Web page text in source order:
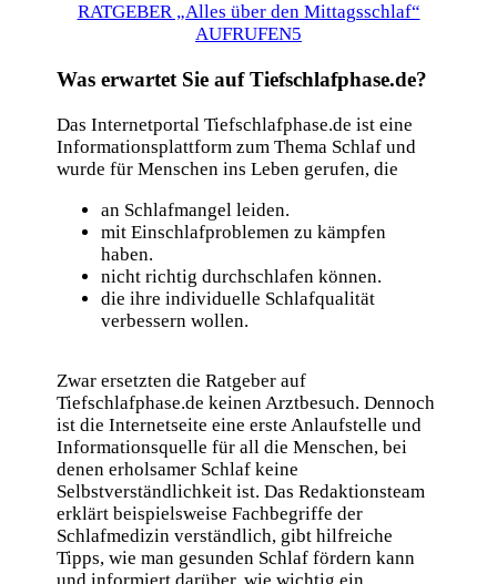
RATGEBER „Alles über den Mittagsschlaf“
AUFRUFEN
Was erwartet Sie auf Tiefschlafphase.de?
Das Internetportal Tiefschlafphase.de ist eine
Informationsplattform zum Thema Schlaf und
wurde für Menschen ins Leben gerufen, die
an Schlafmangel leiden.
mit Einschlafproblemen zu kämpfen
haben.
nicht richtig durchschlafen können.
die ihre individuelle Schlafqualität
verbessern wollen.
Zwar ersetzten die Ratgeber auf
Tiefschlafphase.de keinen Arztbesuch. Dennoch
ist die Internetseite eine erste Anlaufstelle und
Informationsquelle für all die Menschen, bei
denen erholsamer Schlaf keine
Selbstverständlichkeit ist. Das Redaktionsteam
erklärt beispielsweise Fachbegriffe der
Schlafmedizin verständlich, gibt hilfreiche
Tipps, wie man gesunden Schlaf fördern kann